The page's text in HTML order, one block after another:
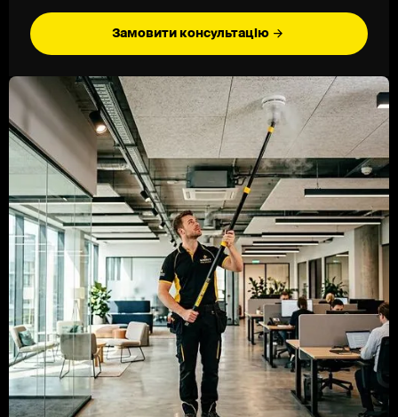
Замовити консультацію